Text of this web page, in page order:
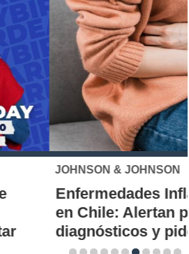
Intestinales
por demoras en los
ampliar acceso